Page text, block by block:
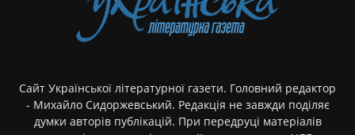
Сайт Української літературної газети. Головний редактор
- Михайло Сидоржевський. Редакція не завжди поділяє
думки авторів публікацій. При передруці матеріалів